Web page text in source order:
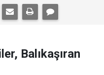
Balıkaşıran